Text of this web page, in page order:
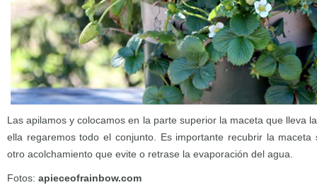
Las apilamos y colocamos en la parte superior la maceta que lleva
ella regaremos todo el conjunto. Es importante recubrir la
otro acolchamiento que evite o retrase la evaporación del agua.
Fotos: apieceofrainbow.com